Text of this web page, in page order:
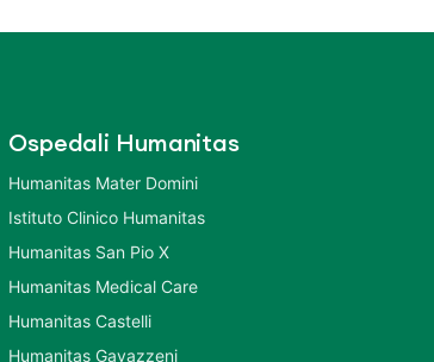
Ospedali Humanitas
Humanitas Mater Domini
Istituto Clinico Humanitas
Humanitas San Pio X
Humanitas Medical Care
Humanitas Castelli
Humanitas Gavazzeni